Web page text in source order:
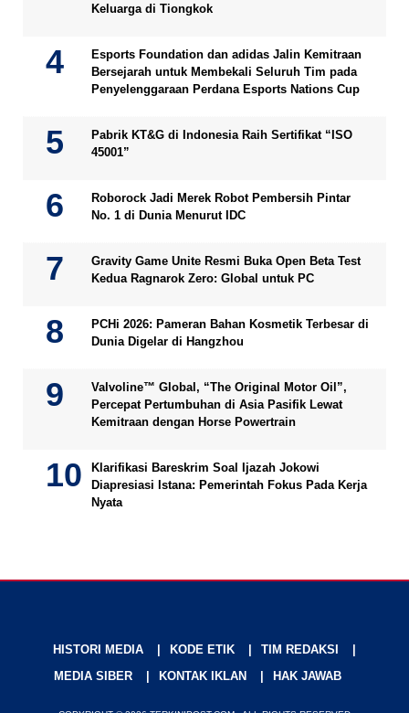
Keluarga di Tiongkok
Esports Foundation dan adidas Jalin Kemitraan
Bersejarah untuk Membekali Seluruh Tim pada
Penyelenggaraan Perdana Esports Nations Cup
Pabrik KT&G di Indonesia Raih Sertifikat “ISO
45001”
Roborock Jadi Merek Robot Pembersih Pintar
No. 1 di Dunia Menurut IDC
Gravity Game Unite Resmi Buka Open Beta Test
Kedua Ragnarok Zero: Global untuk PC
PCHi 2026: Pameran Bahan Kosmetik Terbesar di
Dunia Digelar di Hangzhou
Valvoline™ Global, “The Original Motor Oil”,
Percepat Pertumbuhan di Asia Pasifik Lewat
Kemitraan dengan Horse Powertrain
Klarifikasi Bareskrim Soal Ijazah Jokowi
Diapresiasi Istana: Pemerintah Fokus Pada Kerja
Nyata
HISTORI MEDIA KODE ETIK
TIM REDAKSI
MEDIA SIBER
KONTAK IKLAN HAK JAWAB